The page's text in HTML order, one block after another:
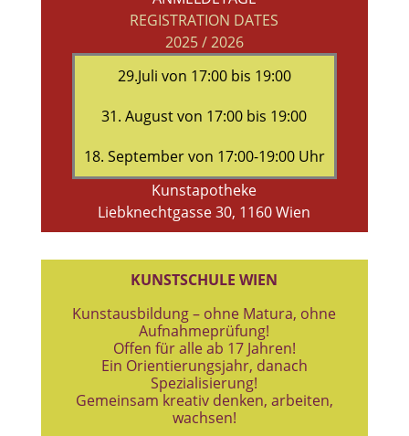
REGISTRATION DATES
2025 / 2026
29.Juli von 17:00 bis 19:00
31. August von 17:00 bis 19:00
18. September von 17:00-19:00 Uhr
Kunstapotheke
Liebknechtgasse 30, 1160 Wien
KUNSTSCHULE WIEN
Kunstausbildung – ohne Matura, ohne
Aufnahmeprüfung!
Offen für alle ab 17 Jahren!
Ein Orientierungsjahr, danach
Spezialisierung!
Gemeinsam kreativ denken, arbeiten,
wachsen!